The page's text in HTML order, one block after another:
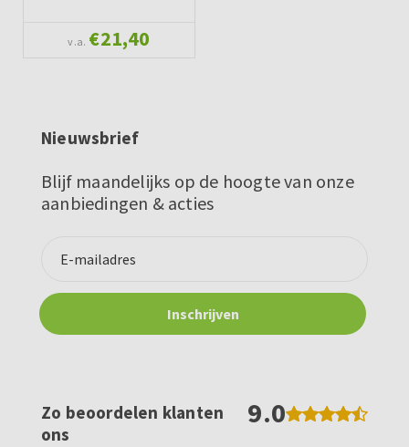
v.a. €21,40
Nieuwsbrief
Blijf maandelijks op de hoogte van onze
aanbiedingen & acties
Zo beoordelen klanten
ons
9.0